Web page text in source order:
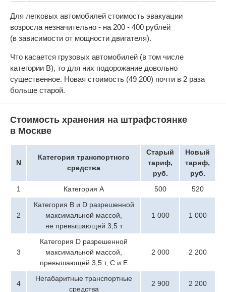
Для легковых автомобилей стоимость эвакуации
возросла незначительно - на 200 - 400 рублей
(в зависимости от мощности двигателя).
Что касается грузовых автомобилей (в том числе
категории B), то для них подорожание довольно
существенное. Новая стоимость (49 200) почти в 2 раза
больше старой.
Стоимость хранения на штрафстоянке
в Москве
N
Категория транспортного
средства
Старый
тариф,
руб.
Новый
тариф,
руб.
1
Категория A 500 520
2
Категория B и D разрешенной
максимальной массой,
не превышающей 3,5 т
1 000 1 000
3
Категория D разрешенной
максимальной массой,
превышающей 3,5 т, C и E
2 000 2 200
4
Негабаритные транспортные
средства
2 900 2 200